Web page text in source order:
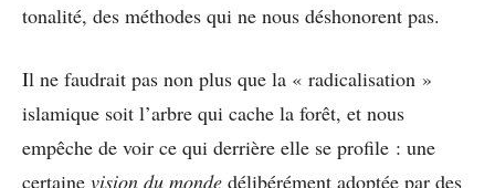
tonalité, des méthodes qui ne nous déshonorent pas.
Il ne faudrait pas non plus que la « radicalisation »
islamique soit l’arbre qui cache la forêt, et nous
empêche de voir ce qui derrière elle se profile : une
certaine vision du monde délibérément adoptée par des